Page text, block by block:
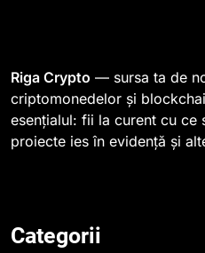
spre o
STIRI
2
la 1
3
Riga Crypto — sursa ta de
criptomonedelor și
esențialul: fii la curent cu ce
proiecte ies în evidență și
Categorii